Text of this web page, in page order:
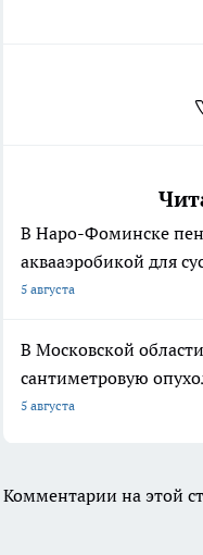
В Наро-Фоминске
аквааэробикой для
5 августа
В Московской
сантиметровую
5 августа
Комментарии на этой